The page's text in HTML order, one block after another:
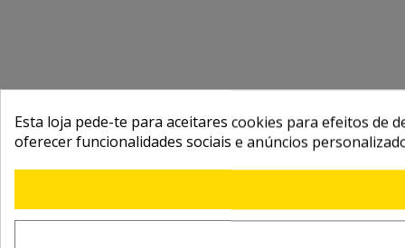
Esta loja pede-te para aceitares cookies para efeitos de
oferecer funcionalidades sociais e anúncios